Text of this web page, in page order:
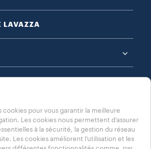
LAVAZZA
cookies pour vous garantir la meilleure
Les cookies nous permettent d’assurer
à la sécurité, la gestion du réseau
Les cookies améliorent l’utilisation et les